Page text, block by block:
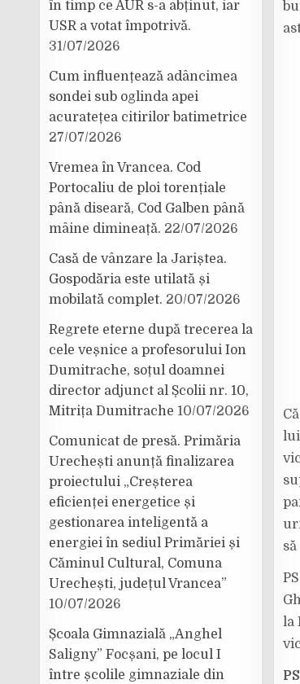
lui
la
în timp ce AUR s-a abținut, iar
USR a votat împotrivă.
31/07/2026
Cum influențează adâncimea
sondei sub oglinda apei
acuratețea citirilor batimetrice
27/07/2026
Vremea în Vrancea. Cod
Portocaliu de ploi torențiale
până diseară, Cod Galben până
mâine dimineață. 22/07/2026
Casă de vânzare la Jariștea.
Gospodăria este utilată și
mobilată complet. 20/07/2026
Regrete eterne după trecerea la
cele veșnice a profesorului Ion
Dumitrache, soțul doamnei
director adjunct al Școlii nr. 10,
Mitrița Dumitrache 10/07/2026
Comunicat de presă. Primăria
Urechești anunță finalizarea
proiectului „Creșterea
eficienței energetice și
gestionarea inteligentă a
energiei în sediul Primăriei și
Căminul Cultural, Comuna
Urechești, județul Vrancea”
10/07/2026
Școala Gimnazială „Anghel
Saligny” Focșani, pe locul I
între școlile gimnaziale din